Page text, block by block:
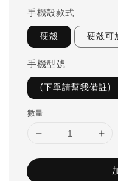
手機殼款式
硬殼 硬殼可
手機型號
(下單請幫我備註)
數量